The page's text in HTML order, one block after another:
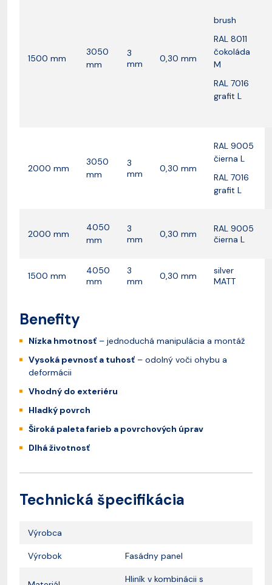
1500 mm
3050
mm
3
mm
0,30 mm
brush
RAL 8011
čokoláda
M
RAL 7016
grafit L
2000 mm
3050
mm
3
mm
0,30 mm
RAL 9005
čierna L
RAL 7016
grafit L
2000 mm
4050
mm
3
mm
0,30 mm
RAL 9005
čierna L
1500 mm
4050
mm
3
mm
0,30 mm
silver
MATT
Benefity
Nízka hmotnosť – jednoduchá manipulácia a montáž
Vysoká pevnosť a tuhosť – odolný voči ohybu a
deformácii
Vhodný do exteriéru
Hladký povrch
Široká paleta farieb a povrchových úprav
Dlhá životnosť
Technická špecifikácia
Výrobca
Výrobok Fasádny panel
Hliník v kombinácii s